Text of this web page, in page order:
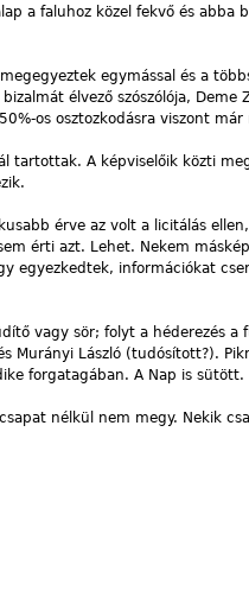
a faluhoz közel fekvő és abba
egymással és a
élvező szószólója,
os osztozkodásra viszont már
tartottak. A képviselőik közti
érve az volt a licitálás
érti azt. Lehet. Nekem
egyezkedtek, információkat
vagy sör; folyt a héderezés a
Murányi László (tudósított?).
forgatagában. A Nap is sütött.
nélkül nem megy. Nekik